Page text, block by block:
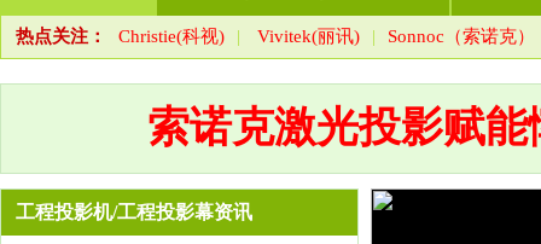
热点关注： Christie(科视) | Vivitek(丽讯) | Sonnoc（索诺克）
索诺克激光投影赋
工程投影机/工程投影幕资讯